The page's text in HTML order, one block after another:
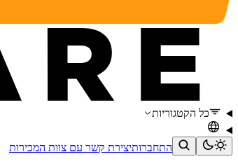
כל הקטגוריות
התחברותיצירת קשר עם צוות המכירות